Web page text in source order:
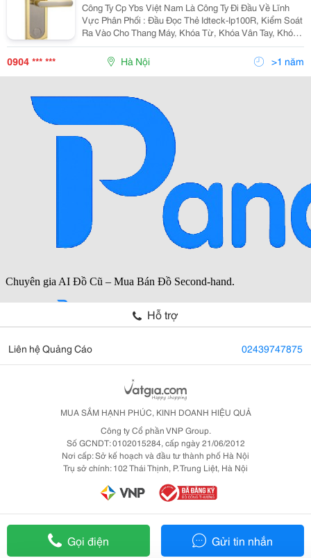
Công Ty Cp Ybs Việt Nam Là Công Ty Đi Đầu Về Lĩnh
Vực Phân Phối : Đầu Đọc Thẻ Idteck-Ip100R, Kiểm Soát
Ra Vào Cho Thang Máy, Khóa Từ, Khóa Vân Tay, Khóa
Mã Số ,Két Sắt &Hellip; Với Những Loại Khóa Đảm Bảo
Chất Lượng, Giá Cả Hợp Lý, Đội Ngũ Kỹ Thuật N
0904 *** *** Hà Nội >1 năm
Gọi điện Gửi tin nhắn
Hỗ trợ
Liên hệ Quảng Cáo 02439747875
MUA SẮM HẠNH PHÚC, KINH DOANH HIỆU QUẢ
Công ty Cổ phần VNP Group.
Số GCNDT: 0102015284, cấp ngày 21/06/2012
Nơi cấp: Sở kế hoạch và đầu tư thành phố Hà Nội
Trụ sở chính: 102 Thái Thịnh, P. Trung Liệt, Hà Nội